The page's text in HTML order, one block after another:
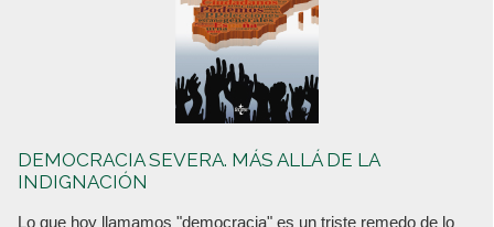
DEMOCRACIA SEVERA. MÁS ALLÁ DE LA
INDIGNACIÓN
Lo que hoy llamamos "democracia" es un triste remedo de lo